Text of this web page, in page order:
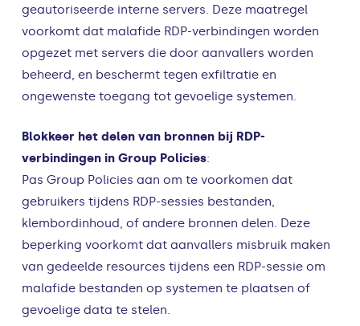
geautoriseerde interne servers. Deze maatregel
voorkomt dat malafide RDP-verbindingen worden
opgezet met servers die door aanvallers worden
beheerd, en beschermt tegen exfiltratie en
ongewenste toegang tot gevoelige systemen.
Blokkeer het delen van bronnen bij RDP-
verbindingen in Group Policies:
Pas Group Policies aan om te voorkomen dat
gebruikers tijdens RDP-sessies bestanden,
klembordinhoud, of andere bronnen delen. Deze
beperking voorkomt dat aanvallers misbruik maken
van gedeelde resources tijdens een RDP-sessie om
malafide bestanden op systemen te plaatsen of
gevoelige data te stelen.